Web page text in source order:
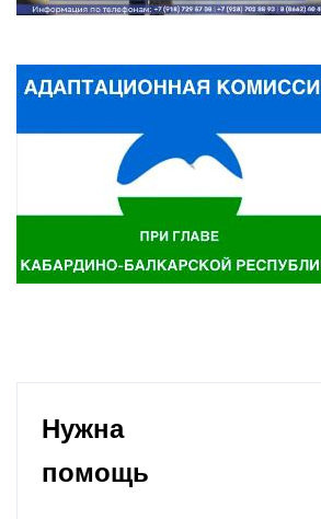
Нужна
помощь